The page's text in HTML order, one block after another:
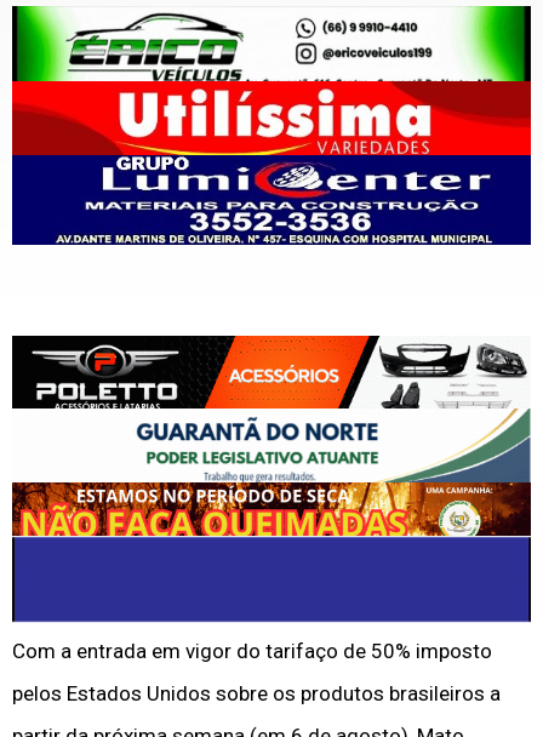
Com a entrada em vigor do tarifaço de 50% imposto
pelos Estados Unidos sobre os produtos brasileiros a